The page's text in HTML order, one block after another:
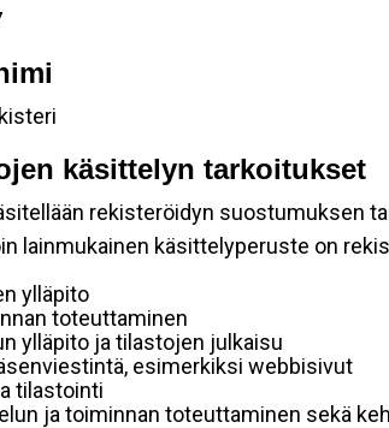
käsittelyn tarkoitukset
rekisteröidyn suostumuksen
lainmukainen käsittelyperuste on
ylläpito
toteuttaminen
ylläpito ja tilastojen julkaisu
esimerkiksi webbisivut
tilastointi
ja toiminnan toteuttaminen sekä